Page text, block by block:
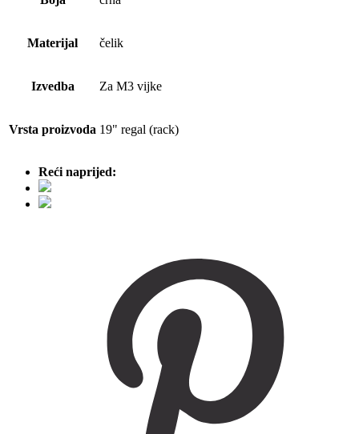
Materijal čelik
Izvedba Za M3 vijke
Vrsta proizvoda 19" regal (rack)
Reći naprijed: